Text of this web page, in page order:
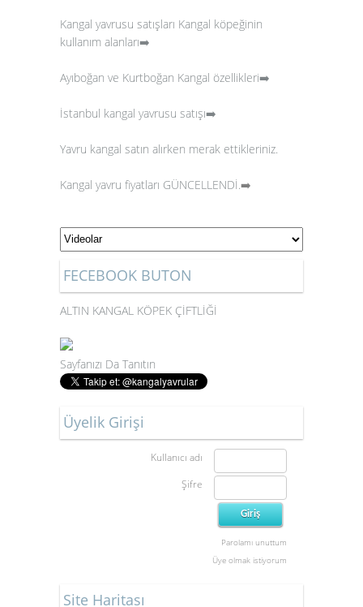
Kangal yavrusu satışları Kangal köpeğinin
kullanım alanları➡️
Ayıboğan ve Kurtboğan Kangal özellikleri➡️
İstanbul kangal yavrusu satışı➡️
Yavru kangal satın alırken merak ettikleriniz.
Kangal yavru fiyatları GÜNCELLENDİ.➡️
FECEBOOK BUTON
ALTIN KANGAL KÖPEK ÇİFTLİĞİ
Sayfanızı Da Tanıtın
Üyelik Girişi
Kullanıcı adı
Şifre
Parolamı unuttum
Üye olmak istiyorum
Site Haritası